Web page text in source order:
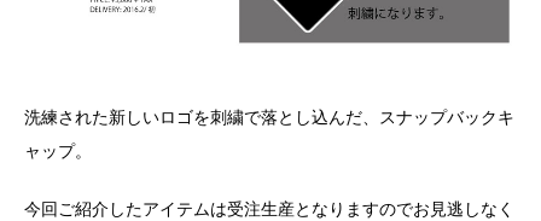
洗練された新しいロゴを刺繍で落とし込んだ、スナップバックキ
ャップ。
今回ご紹介したアイテムは受注生産となりますのでお見逃しなく